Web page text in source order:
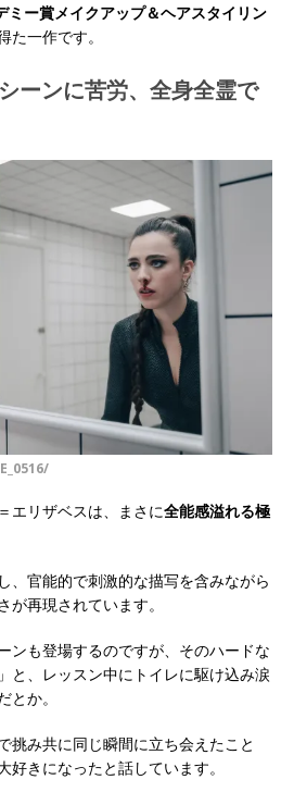
ミー賞メイクアップ＆ヘアスタイリン
た一作です。
ーンに苦労、全身全霊で
エリザベスは、まさに全能感溢れる極
、官能的で刺激的な描写を含みながら
が再現されています。
ンも登場するのですが、そのハードな
と、レッスン中にトイレに駆け込み涙
とか。
挑み共に同じ瞬間に立ち会えたこと
好きになったと話しています。